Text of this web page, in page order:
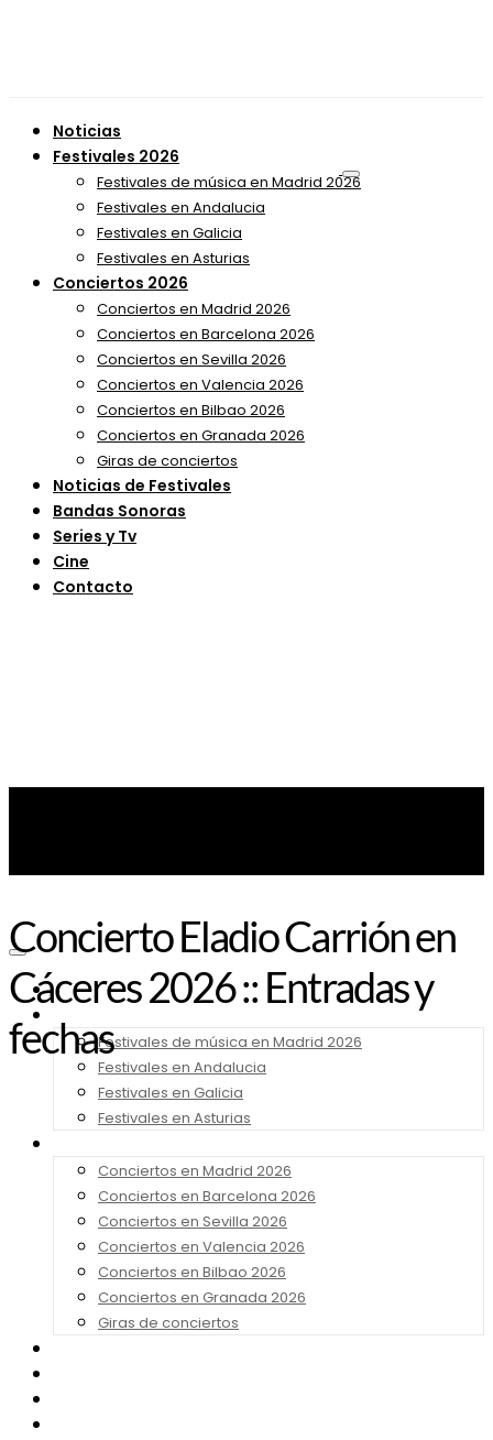
Noticias
Festivales 2026
Festivales de música en Madrid 2026
Festivales en Andalucia
Festivales en Galicia
Festivales en Asturias
Conciertos 2026
Conciertos en Madrid 2026
Conciertos en Barcelona 2026
Conciertos en Sevilla 2026
Conciertos en Valencia 2026
Conciertos en Bilbao 2026
Conciertos en Granada 2026
Giras de conciertos
Noticias de Festivales
Bandas Sonoras
Series y Tv
Cine
Contacto
Noticias
Festivales de música en Madrid 2026
Festivales en Andalucia
Festivales en Galicia
Festivales en Asturias
Conciertos en Madrid 2026
Conciertos en Barcelona 2026
Conciertos en Sevilla 2026
Conciertos en Valencia 2026
Conciertos en Bilbao 2026
Conciertos en Granada 2026
Giras de conciertos
Concierto Eladio Carrión en
Cáceres 2026 :: Entradas y
fechas